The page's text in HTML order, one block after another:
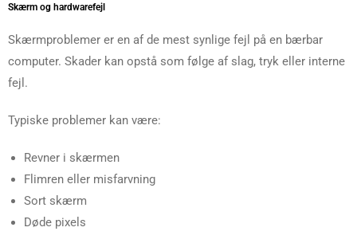
Skærm og hardwarefejl
Skærmproblemer er en af de mest synlige fejl på en bærbar
computer. Skader kan opstå som følge af slag, tryk eller interne
fejl.
Typiske problemer kan være:
Revner i skærmen
Flimren eller misfarvning
Sort skærm
Døde pixels